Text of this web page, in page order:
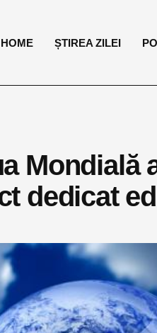
HOME ȘTIREA ZILEI
Mondială
dedicat